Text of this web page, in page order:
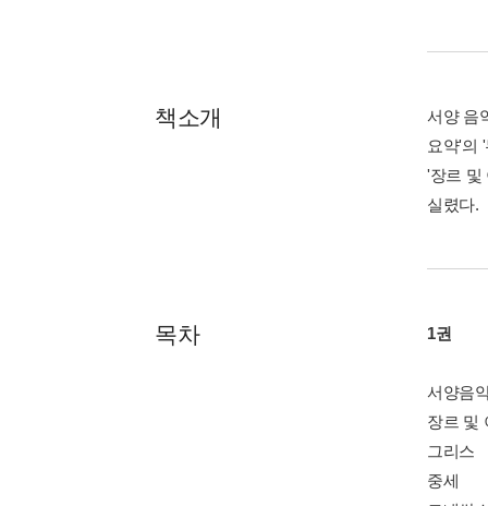
책소개
서양 음
요약'의
'장르 및
실렸다.
목차 1권
서양음
장르 및
그리스
중세